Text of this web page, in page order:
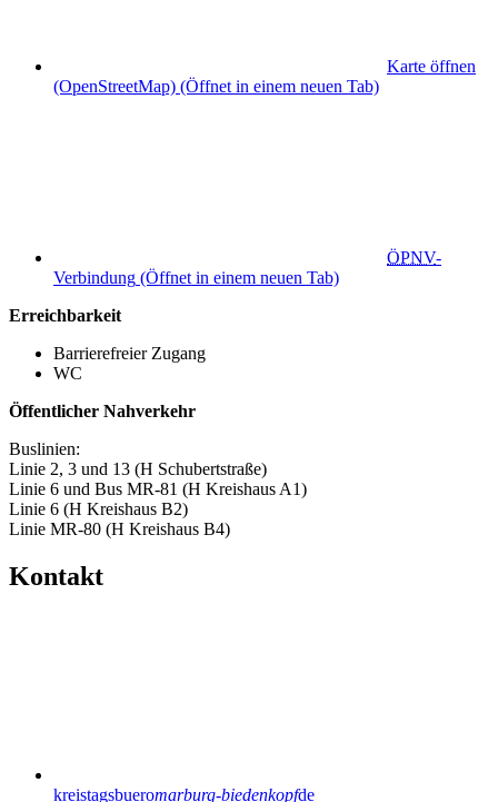
Karte öffnen
(OpenStreetMap) (Öffnet in einem neuen Tab)
ÖPNV-
Verbindung (Öffnet in einem neuen Tab)
Erreichbarkeit
Barrierefreier Zugang
WC
Öffentlicher Nahverkehr
Buslinien:
Linie 2, 3 und 13 (H Schubertstraße)
Linie 6 und Bus MR-81 (H Kreishaus A1)
Linie 6 (H Kreishaus B2)
Linie MR-80 (H Kreishaus B4)
Kontakt
kreistagsbueromarburg-biedenkopfde